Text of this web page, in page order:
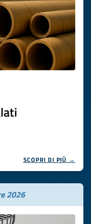
SCOPRI DI PIÙ →
2026